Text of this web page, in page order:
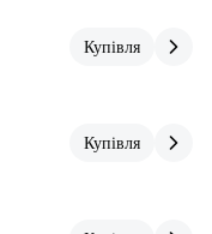
Купівля
Купівля